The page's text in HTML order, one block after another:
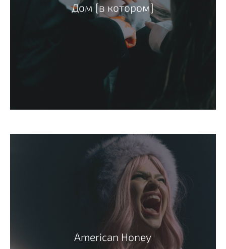
Дом [в котором]
American Honey